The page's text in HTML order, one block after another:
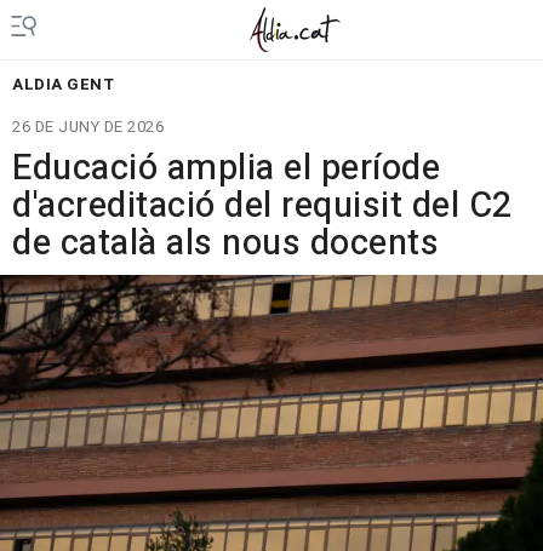
ALDIA GENT
26 DE JUNY DE 2026
Educació amplia el període
d'acreditació del requisit del C2
de català als nous docents